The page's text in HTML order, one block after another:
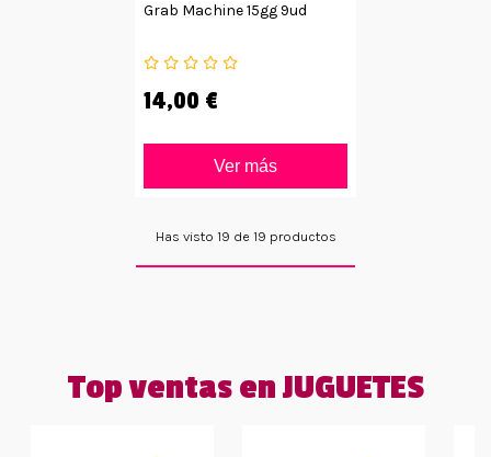
Grab Machine 15gg 9ud
14,00 €
Ver más
Has visto 19 de 19 productos
Top ventas en JUGUETES